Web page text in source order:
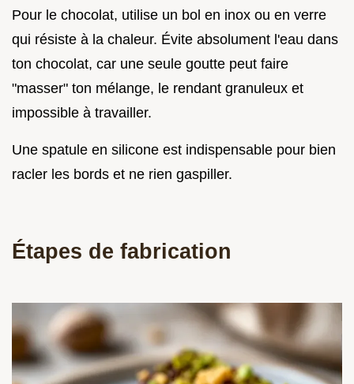
Pour le chocolat, utilise un bol en inox ou en verre
qui résiste à la chaleur. Évite absolument l'eau dans
ton chocolat, car une seule goutte peut faire
"masser" ton mélange, le rendant granuleux et
impossible à travailler.
Une spatule en silicone est indispensable pour bien
racler les bords et ne rien gaspiller.
Étapes de fabrication